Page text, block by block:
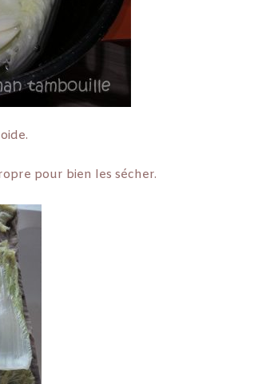
pour bien les sécher.